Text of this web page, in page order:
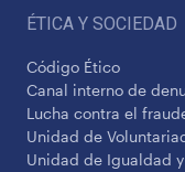
ÉTICA Y SOCIEDAD
Código Ético
Canal interno de
Lucha contra el
Unidad de
Unidad de Igualdad